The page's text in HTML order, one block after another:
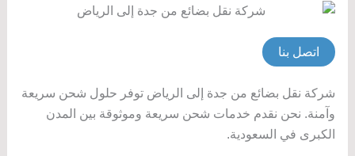
اتصل بنا
شركة نقل بضائع من جدة إلى الرياض توفر حلول شحن سريعة
وآمنة. نحن نقدم خدمات شحن سريعة وموثوقة بين المدن
الكبرى في السعودية.